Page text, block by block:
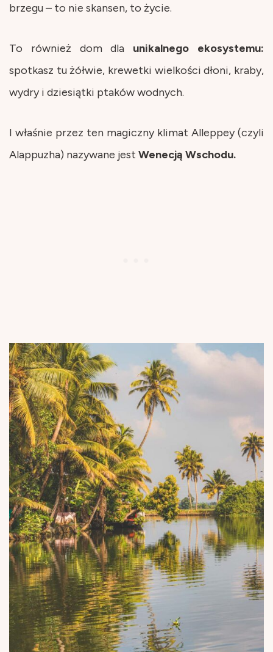
brzegu – to nie skansen, to życie.
To również dom dla unikalnego ekosystemu:
spotkasz tu żółwie, krewetki wielkości dłoni, kraby,
wydry i dziesiątki ptaków wodnych.
I właśnie przez ten magiczny klimat Alleppey (czyli
Alappuzha) nazywane jest Wenecją Wschodu.